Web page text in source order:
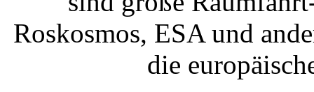
Roskosmos, ESA und
die